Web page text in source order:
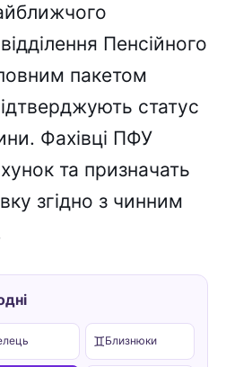
Пенсійного
пакетом
статус
Фахівці ПФУ
та призначать
згідно з чинним
♊Близнюки